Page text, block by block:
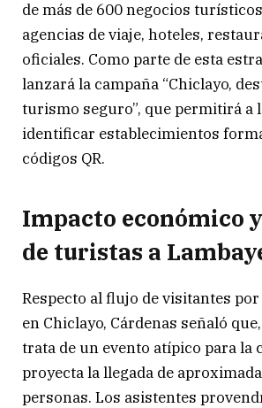
de más de 600 negocios
agencias de viaje, hoteles,
oficiales. Como parte de esta
lanzará la campaña “Chiclayo,
turismo seguro”, que permitirá a
identificar establecimientos
códigos QR.
Impacto económico
de turistas a
Respecto al flujo de visitantes
en Chiclayo, Cárdenas señaló
trata de un evento atípico para la
proyecta la llegada de
personas. Los asistentes